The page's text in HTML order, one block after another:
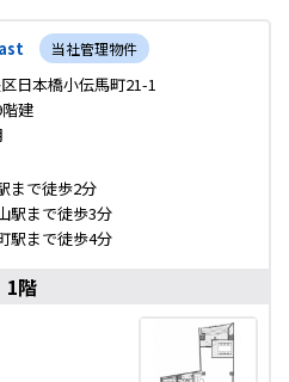
当社管理物件
日本橋小伝馬町21-1
建
まで徒歩2分
駅まで徒歩3分
駅まで徒歩4分
1階